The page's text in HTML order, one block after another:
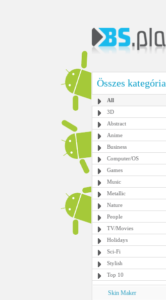
Összes kategória
All
3D
Abstract
Anime
Business
Computer/OS
Games
Music
Metallic
Nature
People
TV/Movies
Holidays
Sci-Fi
Stylish
Top 10
Skin Maker